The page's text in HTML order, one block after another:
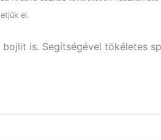
el.
is. Segítségével tökéletes